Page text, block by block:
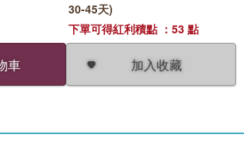
車 加入收藏
30-45天)
下單可得紅利積點 ：53 點